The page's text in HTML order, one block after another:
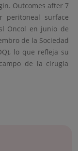
Outcomes after 7
peritoneal surface
Oncol en junio de
de la Sociedad
lo que refleja su
de la cirugía